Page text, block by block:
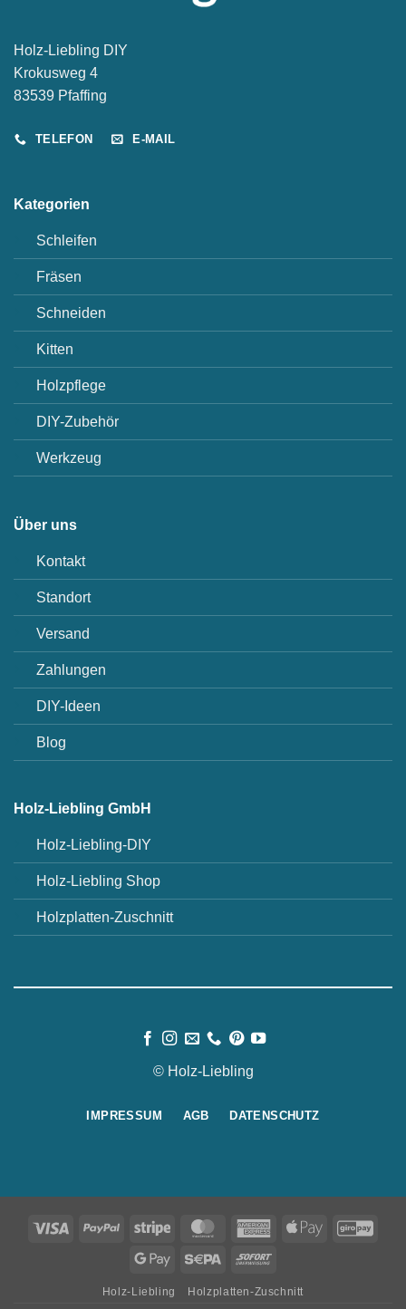
Holz-Liebling DIY
Krokusweg 4
83539 Pfaffing
TELEFON E-MAIL
Kategorien
Schleifen
Fräsen
Schneiden
Kitten
Holzpflege
DIY-Zubehör
Werkzeug
Über uns
Kontakt
Standort
Versand
Zahlungen
DIY-Ideen
Blog
Holz-Liebling GmbH
Holz-Liebling-DIY
Holz-Liebling Shop
Holzplatten-Zuschnitt
© Holz-Liebling
IMPRESSUM AGB DATENSCHUTZ
Visa PayPal Stripe MasterCardAmericanApple
Google
Sepa Sofort
Holz-Liebling Holzplatten-Zuschnitt